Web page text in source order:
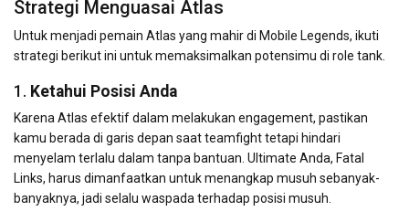
Strategi Menguasai Atlas
Untuk menjadi pemain Atlas yang mahir di Mobile Legends, ikuti
strategi berikut ini untuk memaksimalkan potensimu di role tank.
1. Ketahui Posisi Anda
Karena Atlas efektif dalam melakukan engagement, pastikan
kamu berada di garis depan saat teamfight tetapi hindari
menyelam terlalu dalam tanpa bantuan. Ultimate Anda, Fatal
Links, harus dimanfaatkan untuk menangkap musuh sebanyak-
banyaknya, jadi selalu waspada terhadap posisi musuh.